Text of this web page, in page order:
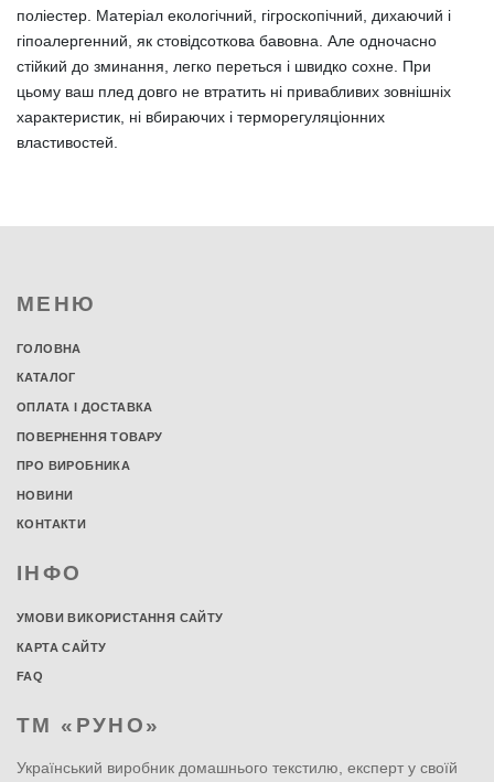
поліестер. Матеріал екологічний, гігроскопічний, дихаючий і
гіпоалергенний, як стовідсоткова бавовна. Але одночасно
стійкий до зминання, легко переться і швидко сохне. При
цьому ваш плед довго не втратить ні привабливих зовнішніх
характеристик, ні вбираючих і терморегуляціонних
властивостей.
МЕНЮ
ГОЛОВНА
КАТАЛОГ
ОПЛАТА І ДОСТАВКА
ПОВЕРНЕННЯ ТОВАРУ
ПРО ВИРОБНИКА
НОВИНИ
КОНТАКТИ
ІНФО
УМОВИ ВИКОРИСТАННЯ САЙТУ
КАРТА САЙТУ
FAQ
ТМ «РУНО»
Український виробник домашнього текстилю, експерт у своїй